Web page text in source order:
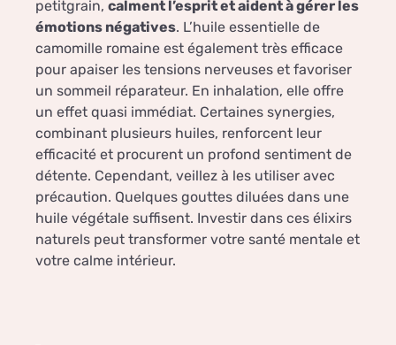
petitgrain, calment l’esprit et aident à gérer les
émotions négatives. L’huile essentielle de
camomille romaine est également très efficace
pour apaiser les tensions nerveuses et favoriser
un sommeil réparateur. En inhalation, elle offre
un effet quasi immédiat. Certaines synergies,
combinant plusieurs huiles, renforcent leur
efficacité et procurent un profond sentiment de
détente. Cependant, veillez à les utiliser avec
précaution. Quelques gouttes diluées dans une
huile végétale suffisent. Investir dans ces élixirs
naturels peut transformer votre santé mentale et
votre calme intérieur.